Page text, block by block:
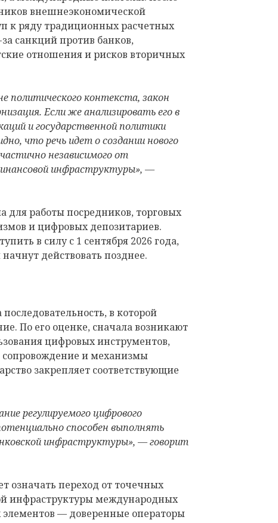
внешнеэкономической
к ряду традиционных расчетных
санкций против банков,
отношения и рисков вторичных
политического контекста, закон
Если же анализировать его в
и государственной политики
что речь идет о создании нового
независимого от
инфраструктуры», —
работы посредников, торговых
и цифровых депозитариев.
в силу с 1 сентября 2026 года,
действовать позднее.
в которой
По его оценке, сначала возникают
цифровых инструментов,
сопровождение и механизмы
закрепляет соответствующие
регулируемого цифрового
способен выполнять
инфраструктуры», — говорит
означать переход от точечных
инфраструктуры международных
элементов — доверенные операторы